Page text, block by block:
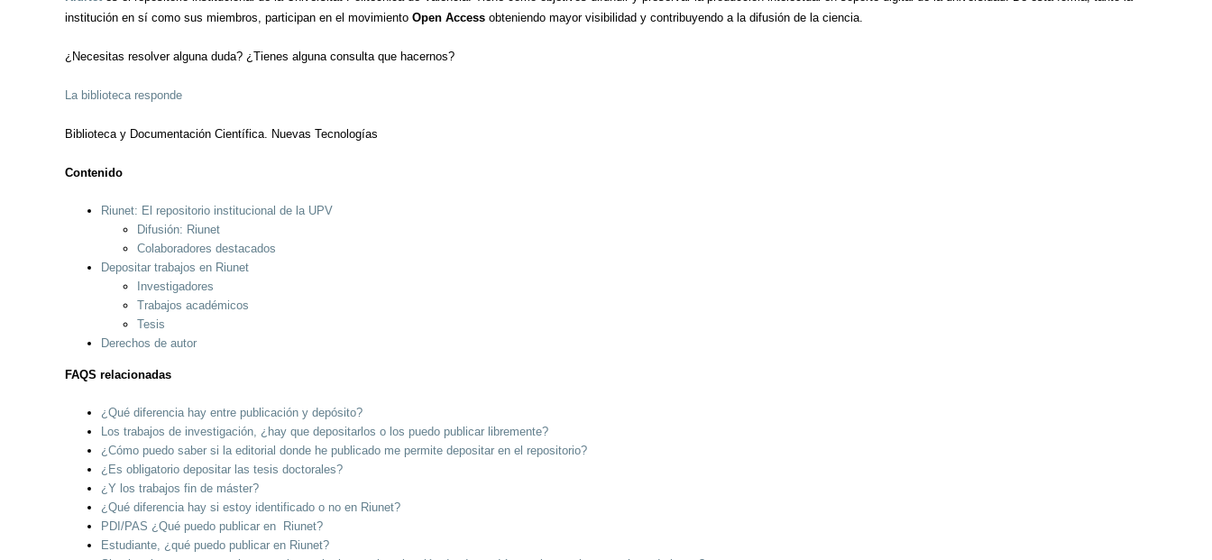
institución en sí como sus miembros, participan en el movimiento Open Access obteniendo mayor visibilidad y contribuyendo a la difusión de la ciencia.
¿Necesitas resolver alguna duda? ¿Tienes alguna consulta que hacernos?
La biblioteca responde
Biblioteca y Documentación Científica. Nuevas Tecnologías
Contenido
Riunet: El repositorio institucional de la UPV
Difusión: Riunet
Colaboradores destacados
Depositar trabajos en Riunet
Investigadores
Trabajos académicos
Tesis
Derechos de autor
FAQS relacionadas
¿Qué diferencia hay entre publicación y depósito?
Los trabajos de investigación, ¿hay que depositarlos o los puedo publicar libremente?
¿Cómo puedo saber si la editorial donde he publicado me permite depositar en el repositorio?
¿Es obligatorio depositar las tesis doctorales?
¿Y los trabajos fin de máster?
¿Qué diferencia hay si estoy identificado o no en Riunet?
PDI/PAS ¿Qué puedo publicar en Riunet?
Estudiante, ¿qué puedo publicar en Riunet?